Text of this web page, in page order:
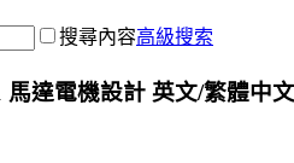
搜尋內容高級搜索
達電機設計 英文/繁體中